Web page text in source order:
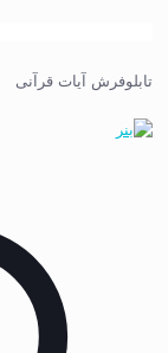
تابلوفرش آیات قرآنی